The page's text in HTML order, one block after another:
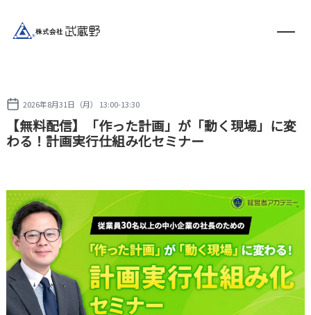
2026年8月31日（月） 13:00-13:30
【無料配信】「作った計画」が「動く現場」に変
わる！計画実行仕組み化セミナー